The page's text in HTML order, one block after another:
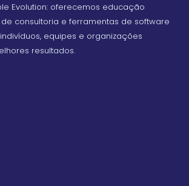
Evolution: oferecemos educação
consultoria e ferramentas de software
equipes e organizações
resultados.